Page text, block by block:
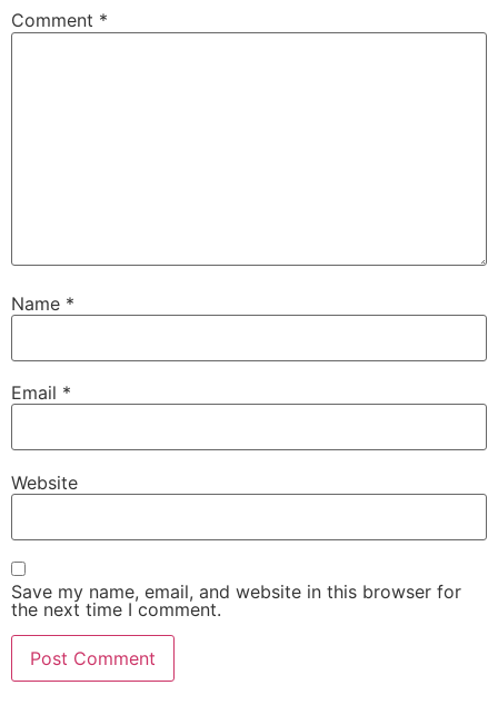
Comment *
Name *
Email *
Website
Save my name, email, and website in this browser for
the next time I comment.